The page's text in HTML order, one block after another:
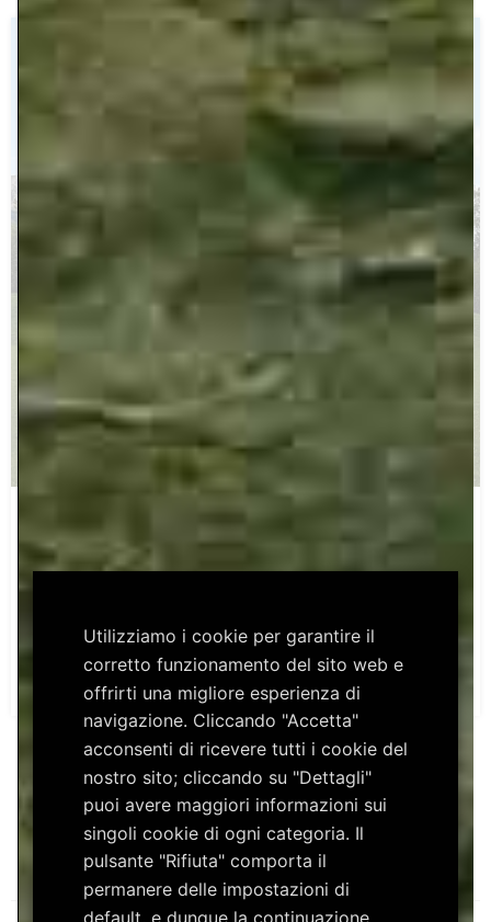
Monumenti Aperti 2025. Dove tutto è
possibile.
viaggio tra arte, memoria e territorio
LEGGI TUTTO »
SCOPRI DI PIÙ
Utilizziamo i cookie per garantire il
corretto funzionamento del sito web e
offrirti una migliore esperienza di
navigazione. Cliccando "Accetta"
acconsenti di ricevere tutti i cookie del
nostro sito; cliccando su "Dettagli"
puoi avere maggiori informazioni sui
singoli cookie di ogni categoria. Il
pulsante "Rifiuta" comporta il
permanere delle impostazioni di
default, e dunque la continuazione